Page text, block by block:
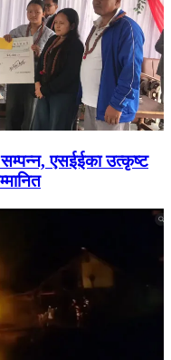
सम्पन्न, एसईईका उत्कृष्ट